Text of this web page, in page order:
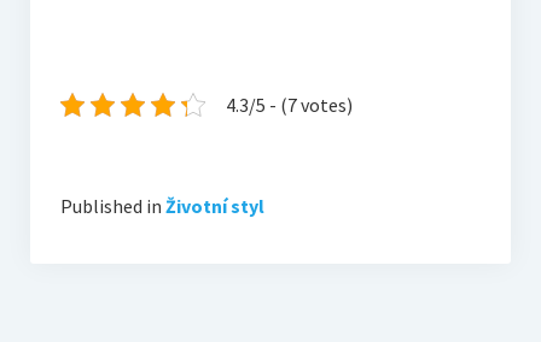
4.3/5 - (7 votes)
Published in Životní styl